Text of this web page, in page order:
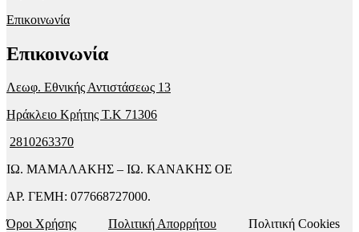
Επικοινωνία
Επικοινωνία
Λεωφ. Εθνικής Αντιστάσεως 13
Ηράκλειο Κρήτης T.K 71306
2810263370
ΙΩ. ΜΑΜΑΛΑΚΗΣ – ΙΩ. ΚΑΝΑΚΗΣ ΟΕ
ΑΡ. ΓΕΜΗ: 077668727000.
Όροι Χρήσης
Πολιτική Απορρήτου Πολιτική Cookies